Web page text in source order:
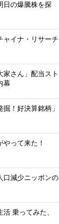
日の爆騰株を探
ャイナ・リサーチ
家さん」配当スト
幕
！好決算銘柄」
やって来た！
口減少ニッポンの
乗ってみた、